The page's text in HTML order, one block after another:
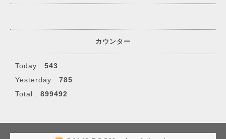
カウンター
Today : 543
Yesterday : 785
Total : 899492